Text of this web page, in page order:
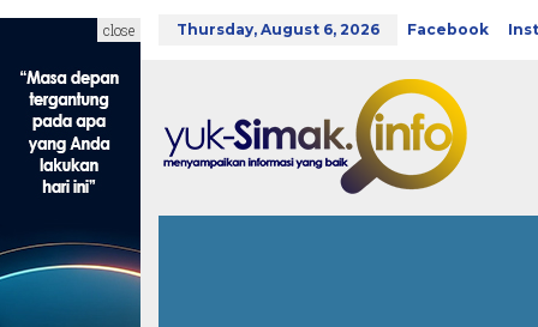
Thursday, August 6, 2026 Facebook
close